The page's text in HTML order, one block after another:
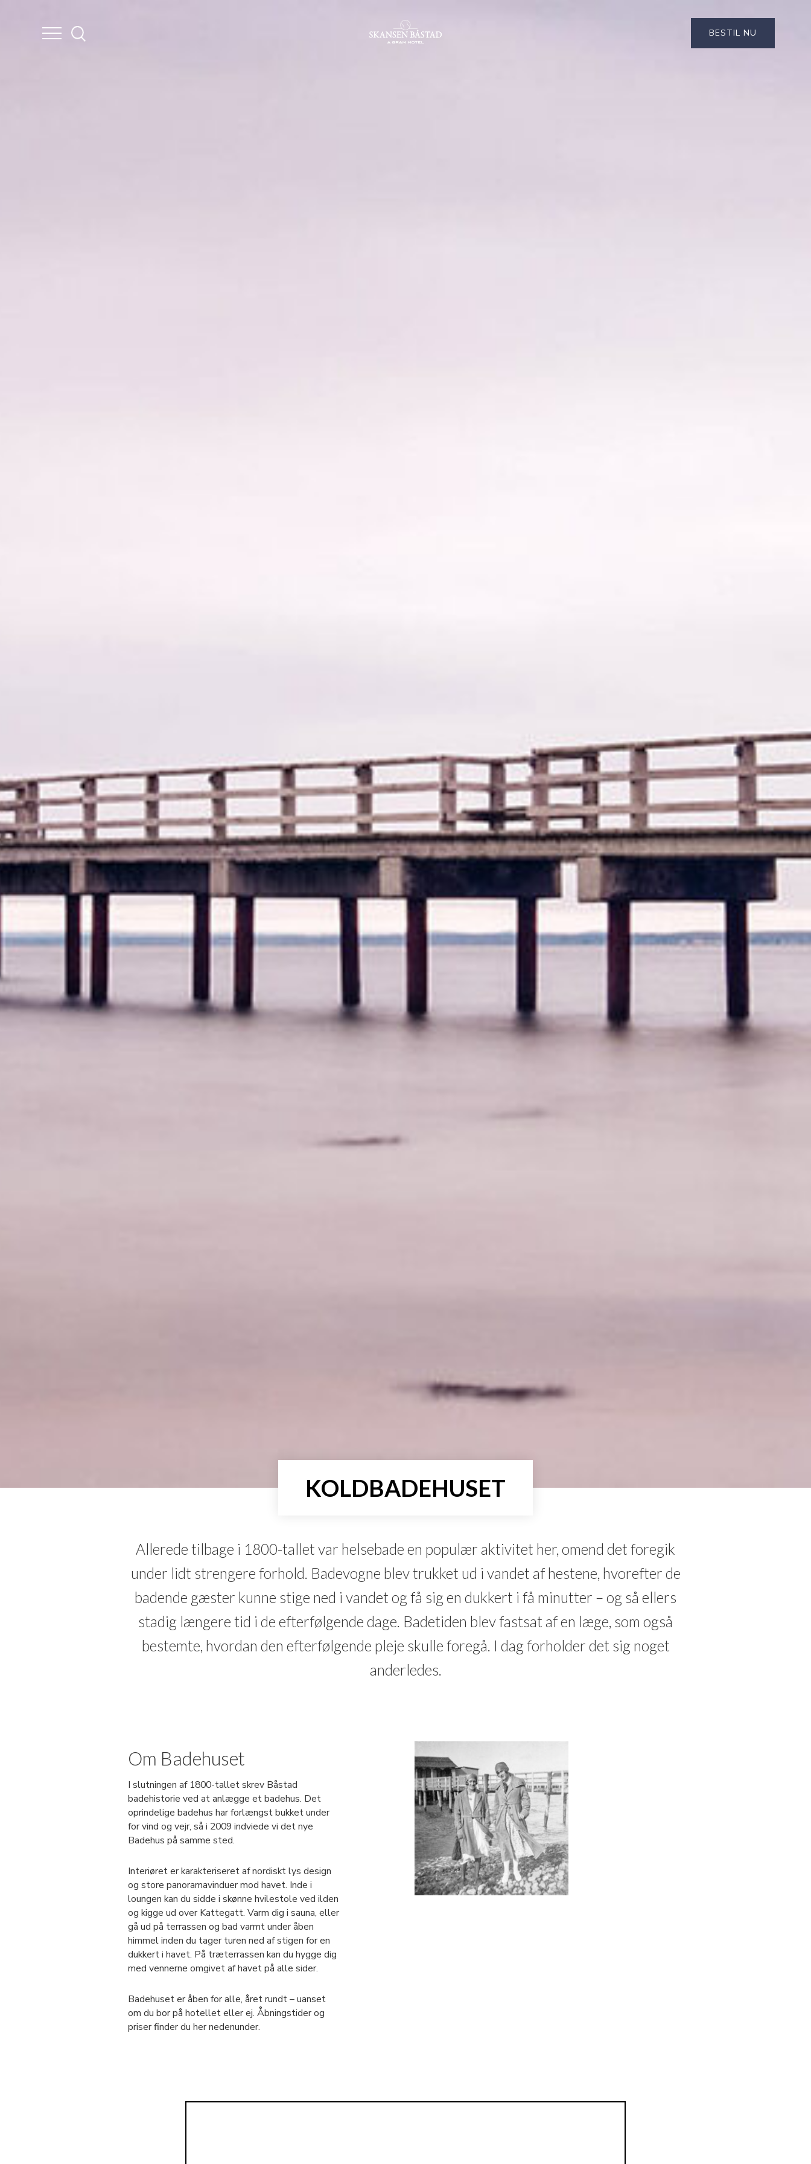
BESTIL NU
KOLDBADEHUSET
Allerede tilbage i 1800-tallet var helsebade en populær aktivitet her, omend det foregik
under lidt strengere forhold. Badevogne blev trukket ud i vandet af hestene, hvorefter de
badende gæster kunne stige ned i vandet og få sig en dukkert i få minutter – og så ellers
stadig længere tid i de efterfølgende dage. Badetiden blev fastsat af en læge, som også
bestemte, hvordan den efterfølgende pleje skulle foregå. I dag forholder det sig noget
anderledes.
Om Badehuset
I slutningen af 1800-tallet skrev Båstad
badehistorie ved at anlægge et badehus. Det
oprindelige badehus har forlængst bukket under
for vind og vejr, så i 2009 indviede vi det nye
Badehus på samme sted.
Interiøret er karakteriseret af nordiskt lys design
og store panoramavinduer mod havet. Inde i
loungen kan du sidde i skønne hvilestole ved ilden
og kigge ud over Kattegatt. Varm dig i sauna, eller
gå ud på terrassen og bad varmt under åben
himmel inden du tager turen ned af stigen for en
dukkert i havet. På træterrassen kan du hygge dig
med vennerne omgivet af havet på alle sider.
Badehuset er åben for alle, året rundt – uanset
om du bor på hotellet eller ej. Åbningstider og
priser finder du her nedenunder.